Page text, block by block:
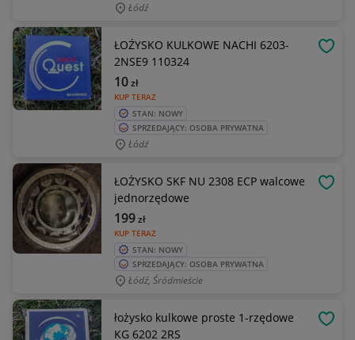
Łódź
ŁOŹYSKO KULKOWE NACHI 6203-
2NSE9 110324
KUP TERAZ
10zł
STAN: NOWY
SPRZEDAJĄCY: OSOBA PRYWATNA
Łódź
ŁOŻYSKO SKF NU 2308 ECP walcowe
jednorzędowe
KUP TERAZ
199zł
STAN: NOWY
SPRZEDAJĄCY: OSOBA PRYWATNA
Łódź, Śródmieście
łożysko kulkowe proste 1-rzędowe
KG 6202 2RS